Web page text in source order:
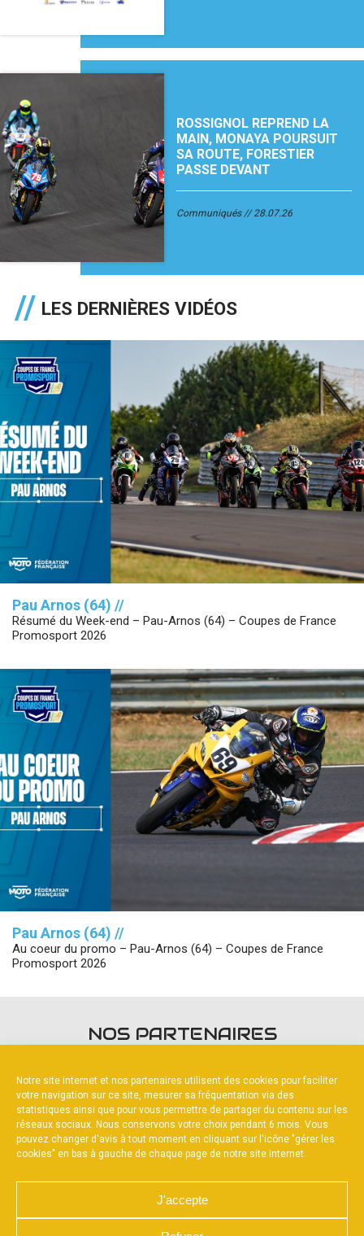
Notre site internet et nos partenaires utilisent des cookies pour faciliter
votre navigation sur ce site, mesurer sa fréquentation via des
statistiques ainsi que pour vous permettre de partager du contenu sur les
réseaux sociaux. Nous conservons votre choix pendant 6 mois. Vous
pouvez changer d'avis à tout moment en cliquant sur l'icône "gérer les
cookies" en bas à gauche de chaque page de notre site internet.
J'accepte
ROSSIGNOL REPREND LA
MAIN, MONAYA POURSUIT
SA ROUTE, FORESTIER
PASSE DEVANT
Communiqués 28.07.26
LES DERNIÈRES VIDÉOS
Pau Arnos (64) //
Résumé du Week-end – Pau-Arnos (64) – Coupes de France
Promosport 2026
Pau Arnos (64) //
Au coeur du promo – Pau-Arnos (64) – Coupes de France
Promosport 2026
NOS PARTENAIRES
PARTENAIRE PRINCIPAL